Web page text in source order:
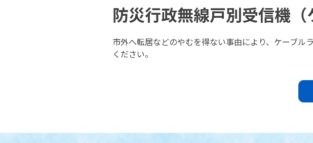
防災行政無線戸別受信機
市外へ転居などのやむを得ない事由により、ケーブ
ください。